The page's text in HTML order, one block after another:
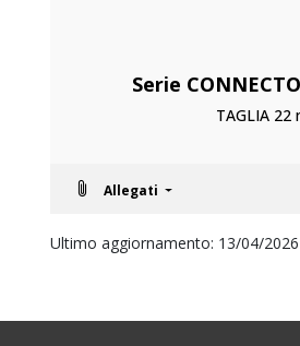
Serie
TAGLIA 22
Allegati
Ultimo aggiornamento: 13/04/2026